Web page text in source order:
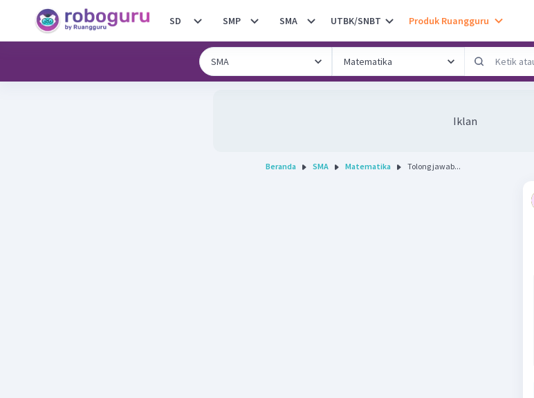
SD SMP SMA UTBK/SNBT Produk Ruangguru
Iklan
Beranda SMA Matematika Tolong jawab...